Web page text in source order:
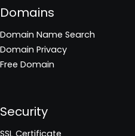
Domains
Domain Name Search
Domain Privacy
Free Domain
Security
SSL Certificate